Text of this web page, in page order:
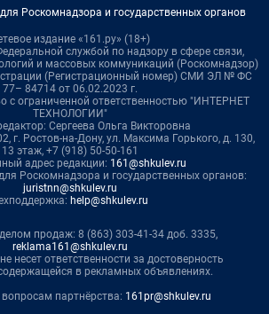
Роскомнадзора и государственных органов
издание «161.ру» (18+)
службой по надзору в сфере связи,
и массовых коммуникаций (Роскомнадзор)
(Регистрационный номер) СМИ ЭЛ № ФС
77– 84714 от 06.02.2023 г.
с ограниченной ответственностью "ИНТЕРНЕТ
ТЕХНОЛОГИИ"
Сергеева Ольга Викторовна
г. Ростов-на-Дону, ул. Максима Горького, д. 130,
13 этаж, +7 (918) 50-50-161
адрес редакции: 161@shkulev.ru
Роскомнадзора и государственных органов:
juristnn@shkulev.ru
help@shkulev.ru
продаж: 8 (863) 303-41-34 доб. 3335,
reklama161@shkulev.ru
несет ответственности за достоверность
в рекламных объявлениях.
партнёрства: 161pr@shkulev.ru